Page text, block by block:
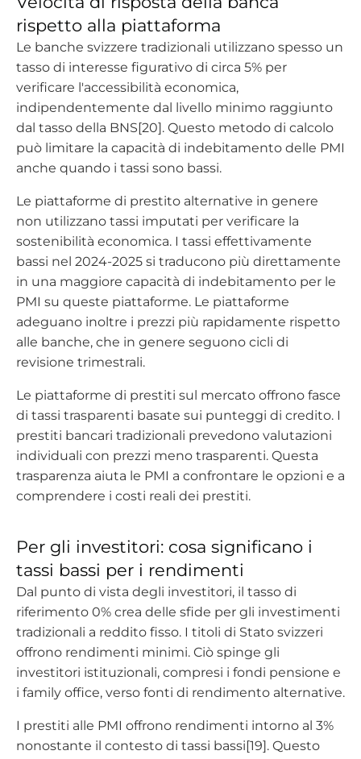
rispetto alla piattaforma
Le banche svizzere tradizionali utilizzano spesso un
tasso di interesse figurativo di circa 5% per
verificare l'accessibilità economica,
indipendentemente dal livello minimo raggiunto
dal tasso della BNS[20]. Questo metodo di calcolo
può limitare la capacità di indebitamento delle PMI
anche quando i tassi sono bassi.
Le piattaforme di prestito alternative in genere
non utilizzano tassi imputati per verificare la
sostenibilità economica. I tassi effettivamente
bassi nel 2024-2025 si traducono più direttamente
in una maggiore capacità di indebitamento per le
PMI su queste piattaforme. Le piattaforme
adeguano inoltre i prezzi più rapidamente rispetto
alle banche, che in genere seguono cicli di
revisione trimestrali.
Le piattaforme di prestiti sul mercato offrono fasce
di tassi trasparenti basate sui punteggi di credito. I
prestiti bancari tradizionali prevedono valutazioni
individuali con prezzi meno trasparenti. Questa
trasparenza aiuta le PMI a confrontare le opzioni e a
comprendere i costi reali dei prestiti.
Per gli investitori: cosa significano i
tassi bassi per i rendimenti
Dal punto di vista degli investitori, il tasso di
riferimento 0% crea delle sfide per gli investimenti
tradizionali a reddito fisso. I titoli di Stato svizzeri
offrono rendimenti minimi. Ciò spinge gli
investitori istituzionali, compresi i fondi pensione e
i family office, verso fonti di rendimento alternative.
I prestiti alle PMI offrono rendimenti intorno al 3%
nonostante il contesto di tassi bassi[19]. Questo